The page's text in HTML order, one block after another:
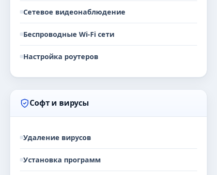
Сетевое видеонаблюдение
Беспроводные Wi-Fi сети
Настройка роутеров
Софт и вирусы
Удаление вирусов
Установка программ